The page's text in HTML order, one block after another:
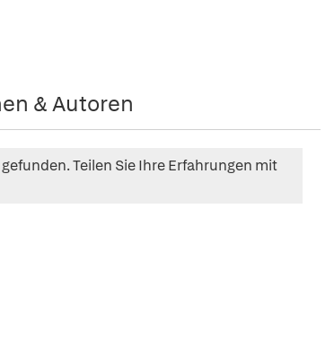
& Autoren
Teilen Sie Ihre Erfahrungen mit